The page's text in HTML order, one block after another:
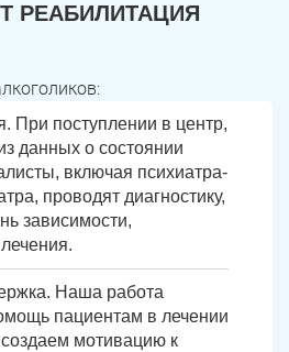
РЕАБИЛИТАЦИЯ
При поступлении в центр,
данных о состоянии
включая психиатра-
проводят диагностику,
зависимости,
Наша работа
пациентам в лечении
мотивацию к